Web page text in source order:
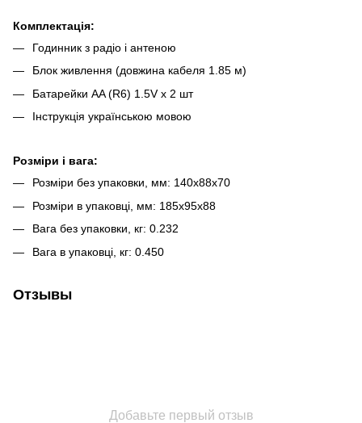
Комплектація:
Годинник з радіо і антеною
Блок живлення (довжина кабеля 1.85 м)
Батарейки AA (R6) 1.5V х 2 шт
Інструкція українською мовою
Розміри і вага:
Розміри без упаковки, мм: 140х88х70
Розміри в упаковці, мм: 185х95х88
Вага без упаковки, кг: 0.232
Вага в упаковці, кг: 0.450
Отзывы
Добавьте первый отзыв